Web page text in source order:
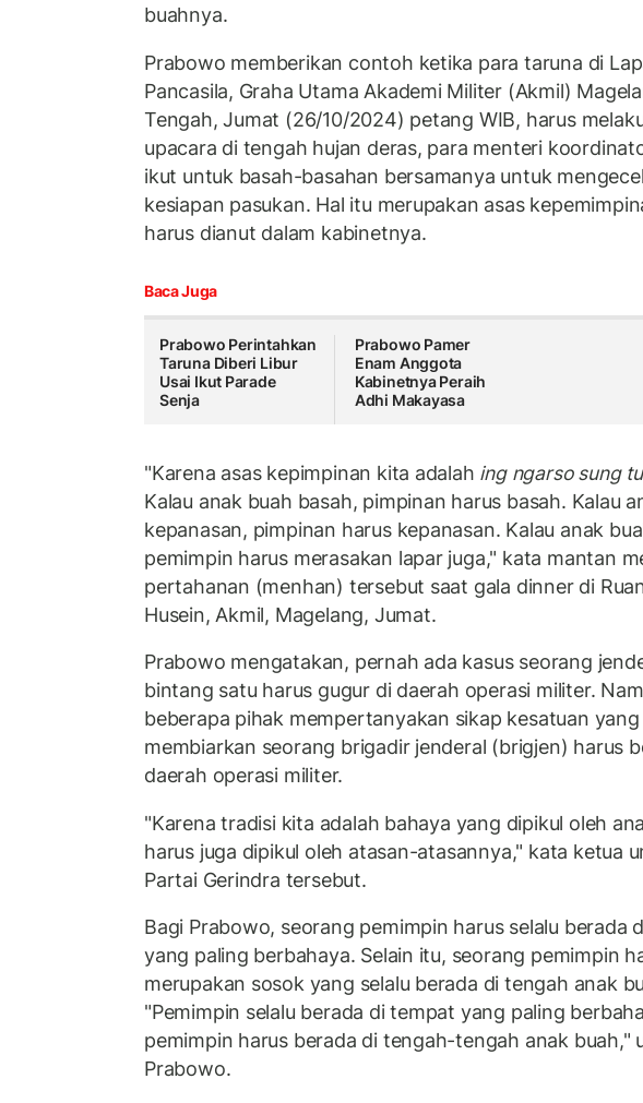
buahnya.
Prabowo memberikan contoh ketika para taruna di
Pancasila, Graha Utama Akademi Militer (Akmil)
Tengah, Jumat (26/10/2024) petang WIB, harus
upacara di tengah hujan deras, para menteri
ikut untuk basah-basahan bersamanya untuk
kesiapan pasukan. Hal itu merupakan asas
harus dianut dalam kabinetnya.
Baca Juga
Prabowo Perintahkan
Taruna Diberi Libur
Usai Ikut Parade
Senja
Prabowo Pamer
Enam Anggota
Kabinetnya Peraih
Adhi Makayasa
"Karena asas kepimpinan kita adalah ing ngarso sung
Kalau anak buah basah, pimpinan harus basah. Kalau
kepanasan, pimpinan harus kepanasan. Kalau anak
pemimpin harus merasakan lapar juga," kata mantan
pertahanan (menhan) tersebut saat gala dinner di
Husein, Akmil, Magelang, Jumat.
Prabowo mengatakan, pernah ada kasus seorang
bintang satu harus gugur di daerah operasi militer.
beberapa pihak mempertanyakan sikap kesatuan yang
membiarkan seorang brigadir jenderal (brigjen) harus
daerah operasi militer.
"Karena tradisi kita adalah bahaya yang dipikul oleh
harus juga dipikul oleh atasan-atasannya," kata ketua
Partai Gerindra tersebut.
Bagi Prabowo, seorang pemimpin harus selalu berada
yang paling berbahaya. Selain itu, seorang pemimpin
merupakan sosok yang selalu berada di tengah anak
"Pemimpin selalu berada di tempat yang paling
pemimpin harus berada di tengah-tengah anak buah,"
Prabowo.